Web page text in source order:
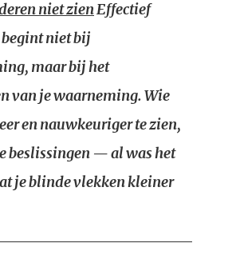
niet zienEffectief
niet bij
maar bij het
van je waarneming. Wie
en nauwkeuriger te zien,
beslissingen — al was het
je blinde vlekken kleiner